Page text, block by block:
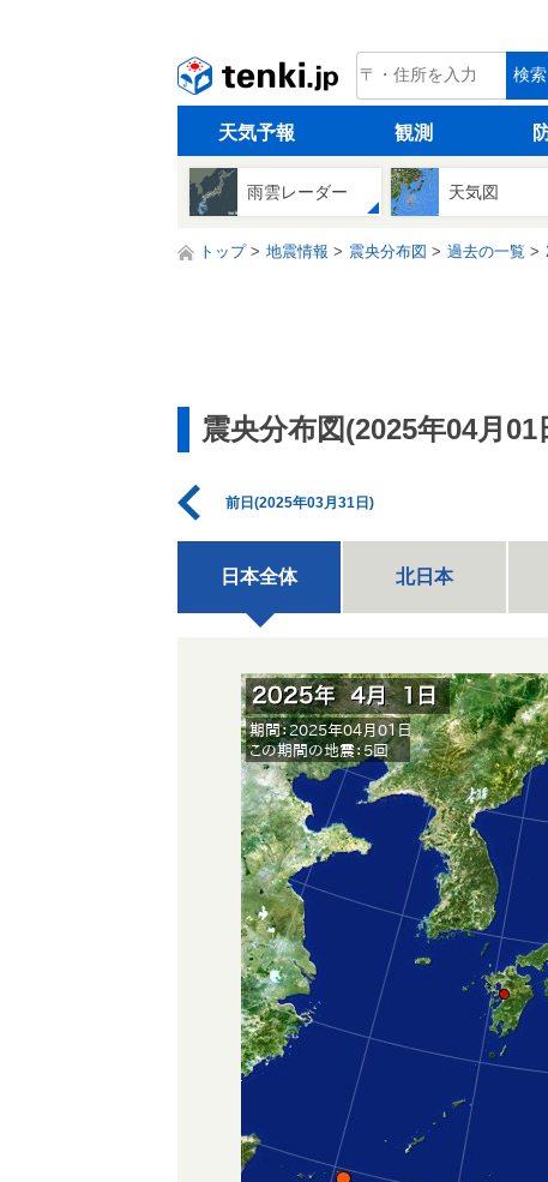
tenki.jp 検索
天気予報 観測
雨雲レーダー 天気図
トップ 地震情報 震央分布図 過去の一覧
震央分布図(2025年04月01
前日(2025年03月31日)
日本全体 北日本